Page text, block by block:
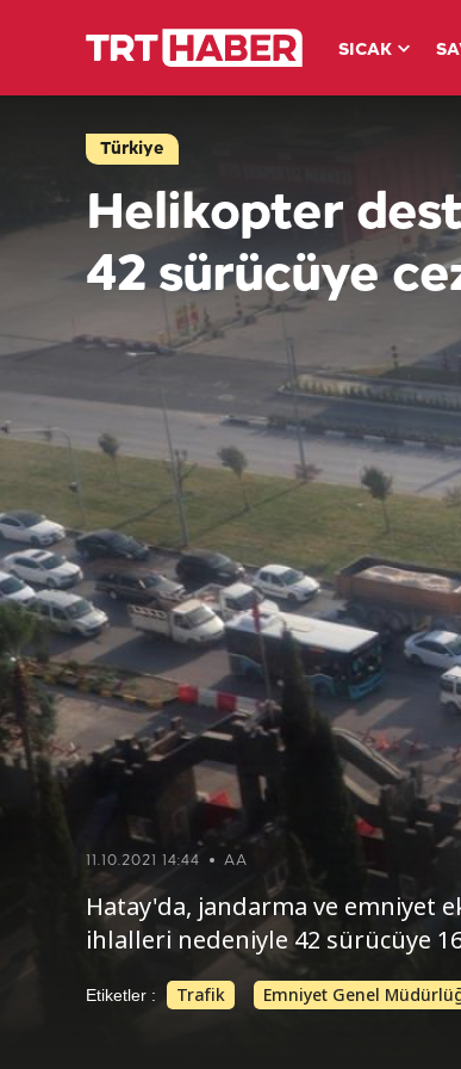
SICAK
Türkiye
Helikopter
42 sürücüye
11.10.2021 14:44 AA
Hatay'da, jandarma ve emniyet
ihlalleri nedeniyle 42 sürücüye
Etiketler : Trafik Emniyet Genel